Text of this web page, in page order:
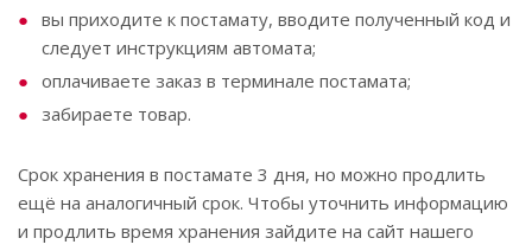
вы приходите к постамату, вводите полученный код и
следует инструкциям автомата;
оплачиваете заказ в терминале постамата;
забираете товар.
Срок хранения в постамате 3 дня, но можно продлить
ещё на аналогичный срок. Чтобы уточнить информацию
и продлить время хранения зайдите на сайт нашего